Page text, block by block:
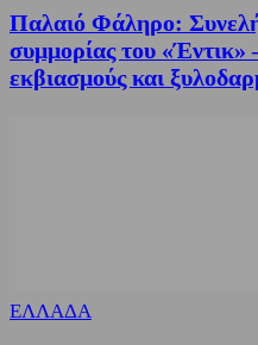
Παλαιό Φάληρο:
συμμορίας του «Έντικ»
εκβιασμούς και
ΕΛΛΑΔΑ